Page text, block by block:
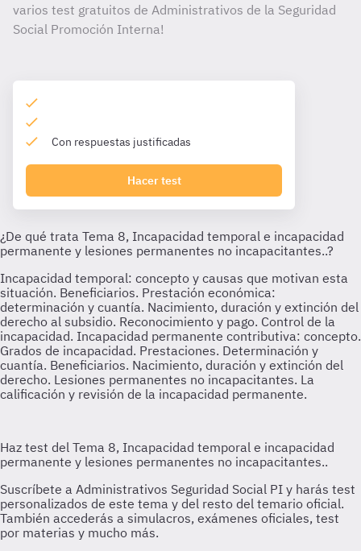
varios test gratuitos de Administrativos de la Seguridad
Social Promoción Interna!
Con respuestas justificadas
Hacer test